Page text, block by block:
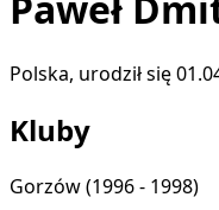
Polska, urodził się
Kluby
Gorzów(1996 - 1998)